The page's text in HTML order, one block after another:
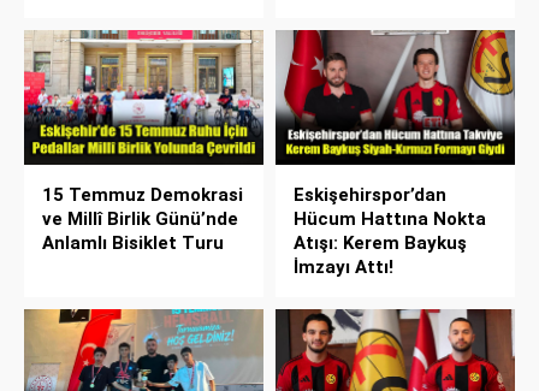
15 Temmuz Demokrasi
ve Millî Birlik Günü’nde
Anlamlı Bisiklet Turu
Eskişehirspor’dan
Hücum Hattına Nokta
Atışı: Kerem Baykuş
İmzayı Attı!